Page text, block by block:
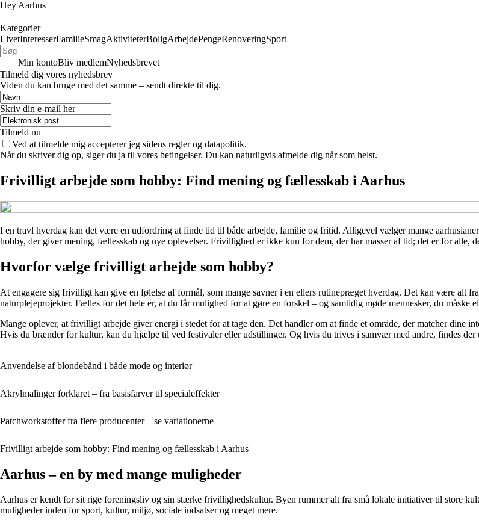
Hey Aarhus
Kategorier
LivetInteresserFamilieSmagAktiviteterBoligArbejdePengeRenoveringSport
Min kontoBliv medlemNyhedsbrevet
Tilmeld dig vores nyhedsbrev
Viden du kan bruge med det samme – sendt direkte til dig.
Skriv din e-mail her
Tilmeld nu
Ved at tilmelde mig accepterer jeg sidens regler og datapolitik.
Når du skriver dig op, siger du ja til vores betingelser. Du kan naturligvis afmelde dig når som helst.
Frivilligt arbejde som hobby: Find mening og fællesskab i Aarhus
I en travl hverdag kan det være en udfordring at finde tid til både arbejde, familie og fritid. Alligevel vælger mange
hobby, der giver mening, fællesskab og nye oplevelser. Frivillighed er ikke kun for dem, der har masser af tid; det er for alle,
Hvorfor vælge frivilligt arbejde som hobby?
At engagere sig frivilligt kan give en følelse af formål, som mange savner i en ellers rutinepræget hverdag. Det kan være alt
naturplejeprojekter. Fælles for det hele er, at du får mulighed for at gøre en forskel – og samtidig møde mennesker, du måske
Mange oplever, at frivilligt arbejde giver energi i stedet for at tage den. Det handler om at finde et område, der matcher dine
Hvis du brænder for kultur, kan du hjælpe til ved festivaler eller udstillinger. Og hvis du trives i samvær med andre, findes
Anvendelse af blondebånd i både mode og interiør
Akrylmalinger forklaret – fra basisfarver til specialeffekter
Patchworkstoffer fra flere producenter – se variationerne
Frivilligt arbejde som hobby: Find mening og fællesskab i Aarhus
Aarhus – en by med mange muligheder
Aarhus er kendt for sit rige foreningsliv og sin stærke frivillighedskultur. Byen rummer alt fra små lokale initiativer til store
muligheder inden for sport, kultur, miljø, sociale indsatser og meget mere.